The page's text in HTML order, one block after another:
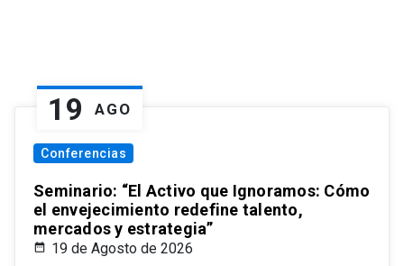
19 AGO
Conferencias
Seminario: “El Activo que Ignoramos: Cómo
el envejecimiento redefine talento,
mercados y estrategia”
19 de Agosto de 2026